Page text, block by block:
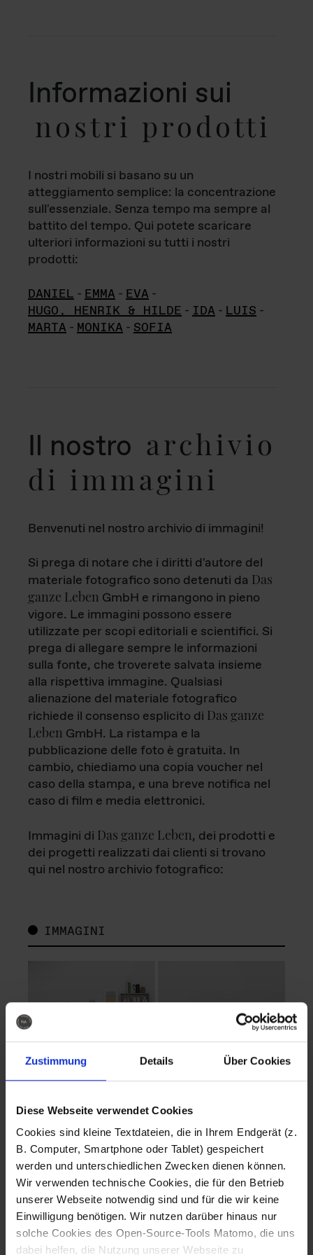
Zustimmung Details Über Cookies
Diese Webseite verwendet Cookies
Cookies sind kleine Textdateien, die in Ihrem Endgerät (z.
B. Computer, Smartphone oder Tablet) gespeichert
werden und unterschiedlichen Zwecken dienen können.
Wir verwenden technische Cookies, die für den Betrieb
unserer Webseite notwendig sind und für die wir keine
Einwilligung benötigen. Wir nutzen darüber hinaus nur
solche Cookies des Open-Source-Tools Matomo, die uns
dabei helfen, die Nutzung unserer Webseite zu
Informazioni sui
nostri prodotti
I nostri mobili si basano su un
atteggiamento semplice: la concentrazione
sull'essenziale. Senza tempo ma sempre al
battito del tempo. Qui potete scaricare
ulteriori informazioni su tutti i nostri
prodotti:
DANIEL - EMMA - EVA -
HUGO, HENRIK & HILDE - IDA - LUIS -
MARTA - MONIKA - SOFIA
Il nostro archivio
di immagini
Benvenuti nel nostro archivio di immagini!
Si prega di notare che i diritti d'autore del
materiale fotografico sono detenuti da Das
ganze Leben GmbH e rimangono in pieno
vigore. Le immagini possono essere
utilizzate per scopi editoriali e scientifici. Si
prega di allegare sempre le informazioni
sulla fonte, che troverete salvata insieme
alla rispettiva immagine. Qualsiasi
alienazione del materiale fotografico
richiede il consenso esplicito di Das ganze
Leben GmbH. La ristampa e la
pubblicazione delle foto è gratuita. In
cambio, chiediamo una copia voucher nel
caso della stampa, e una breve notifica nel
caso di film e media elettronici.
Immagini di Das ganze Leben, dei prodotti e
dei progetti realizzati dai clienti si trovano
qui nel nostro archivio fotografico:
IMMAGINI
Fotografo: Lorenz
Sternbach
Download
Fotografo: Lorenz
Sternbach
Download